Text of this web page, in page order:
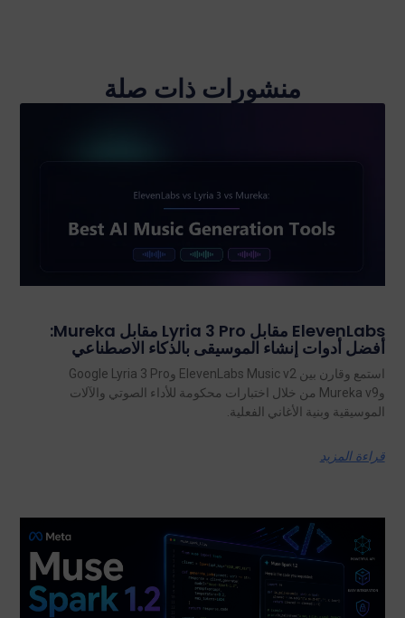
منشورات ذات صلة
ElevenLabs مقابل Lyria 3 Pro مقابل Mureka:
أفضل أدوات إنشاء الموسيقى بالذكاء الاصطناعي
استمع وقارن بين ElevenLabs Music v2 وGoogle Lyria 3 Pro
وMureka v9 من خلال اختبارات محكومة للأداء الصوتي والآلات
الموسيقية وبنية الأغاني الفعلية.
قراءة المزيد